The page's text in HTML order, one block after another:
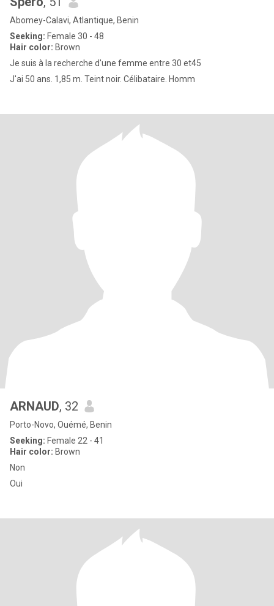
Abomey-Calavi, Atlantique, Benin
Seeking: Female 30 - 48
Hair color: Brown
Je suis à la recherche d'une femme entre 30 et45
J'ai 50 ans. 1,85 m. Teint noir. Célibataire. Homm
ARNAUD, 32
Porto-Novo, Ouémé, Benin
Seeking: Female 22 - 41
Hair color: Brown
Non
Oui